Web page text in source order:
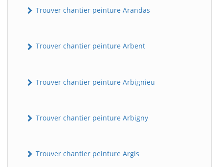
Trouver chantier peinture Arandas
Trouver chantier peinture Arbent
Trouver chantier peinture Arbignieu
Trouver chantier peinture Arbigny
Trouver chantier peinture Argis